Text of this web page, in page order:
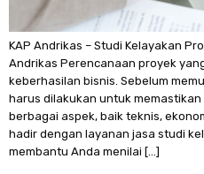
KAP Andrikas – Studi Kelayakan
Andrikas Perencanaan proyek
keberhasilan bisnis. Sebelum
harus dilakukan untuk
berbagai aspek, baik teknis,
hadir dengan layanan jasa studi
membantu Anda menilai […]